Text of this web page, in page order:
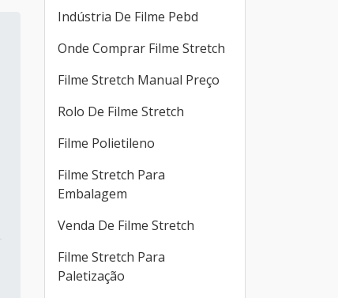
Indústria De Filme Pebd
Onde Comprar Filme Stretch
Filme Stretch Manual Preço
Rolo De Filme Stretch
Filme Polietileno
Filme Stretch Para
Embalagem
Venda De Filme Stretch
Filme Stretch Para
Paletização